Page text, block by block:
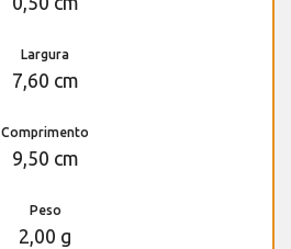
Largura
7,60 cm
Comprimento
9,50 cm
Peso
2,00 g